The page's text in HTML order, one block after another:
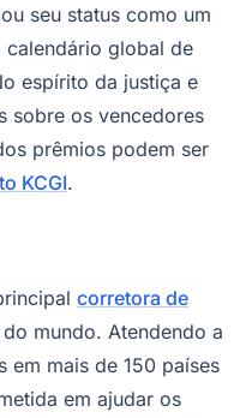
seu status como um
calendário global de
espírito da justiça e
sobre os vencedores
prêmios podem ser
KCGI.
corretora de
mundo. Atendendo a
em mais de 150 países
em ajudar os